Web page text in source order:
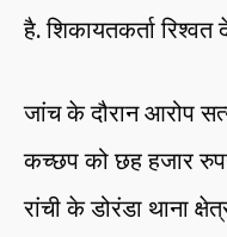
है. शिकायतकर्ता रिश्वत
जांच के दौरान आरोप
कच्छप को छह हजार
रांची के डोरंडा थाना